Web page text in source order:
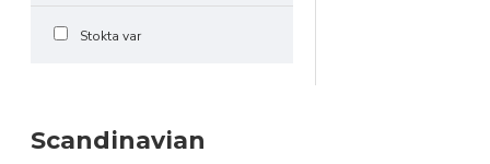
Stokta var
Scandinavian